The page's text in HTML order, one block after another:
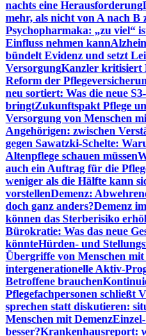
nachts eine Herausforderung
mehr, als nicht von A nach B
Psychopharmaka: „zu viel“
Einfluss nehmen kann
bündelt Evidenz und setzt
VersorgungKanzler kritisiert
Reform der
neu sortiert: Was die neue
bringtZukunftspakt Pflege
Versorgung von Menschen
Angehörigen: zwischen
gegen Sawatzki-Schelte:
Altenpflege schauen müssen
auch ein Auftrag für die
weniger als die Hälfte kann
vorstellenDemenz:
doch ganz anders?Demenz
können das Sterberisiko
Bürokratie: Was das neue
könnteHürden- und
Übergriffe von Menschen mit
intergenerationelle Aktiv-
Betroffene brauchen
Pflegefachpersonen schließt
sprechen statt diskutieren:
Menschen mit Demenz
besser?Krankenhausreport: